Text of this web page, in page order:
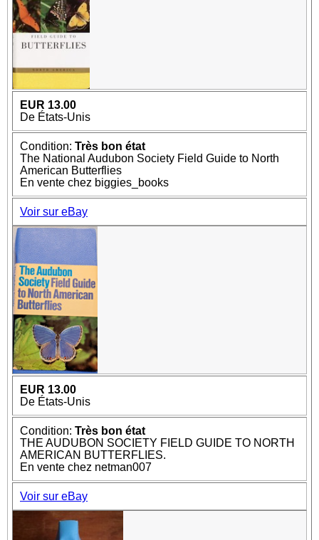
EUR 13.00
De États-Unis
Condition: Très bon état
The National Audubon Society Field Guide to North
American Butterflies
En vente chez biggies_books
Voir sur eBay
EUR 13.00
De États-Unis
Condition: Très bon état
THE AUDUBON SOCIETY FIELD GUIDE TO NORTH
AMERICAN BUTTERFLIES.
En vente chez netman007
Voir sur eBay